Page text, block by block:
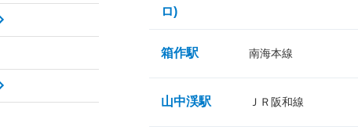
ロ)
箱作駅 南海本線
山中渓駅 ＪＲ阪和線